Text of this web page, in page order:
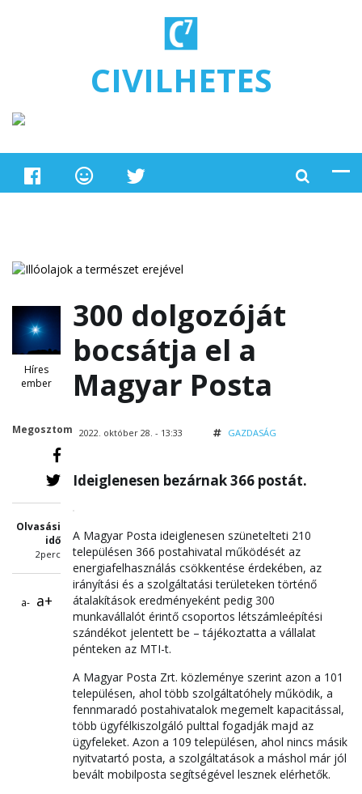
CIVILHETES
Híres
ember
Megosztom
Olvasási
idő
2perc
a- a+
300 dolgozóját
bocsátja el a
Magyar Posta
2022. október 28. - 13:33 GAZDASÁG
Ideiglenesen bezárnak 366 postát.
A Magyar Posta ideiglenesen szünetelteti 210
településen 366 postahivatal működését az
energiafelhasználás csökkentése érdekében, az
irányítási és a szolgáltatási területeken történő
átalakítások eredményeként pedig 300
munkavállalót érintő csoportos létszámleépítési
szándékot jelentett be – tájékoztatta a vállalat
pénteken az MTI-t.
A Magyar Posta Zrt. közleménye szerint azon a 101
településen, ahol több szolgáltatóhely működik, a
fennmaradó postahivatalok megemelt kapacitással,
több ügyfélkiszolgáló pulttal fogadják majd az
ügyfeleket. Azon a 109 településen, ahol nincs másik
nyitvatartó posta, a szolgáltatások a máshol már jól
bevált mobilposta segítségével lesznek elérhetők.